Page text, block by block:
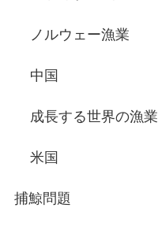
ノルウェー漁業
中国
成長する世界の漁業
米国
捕鯨問題